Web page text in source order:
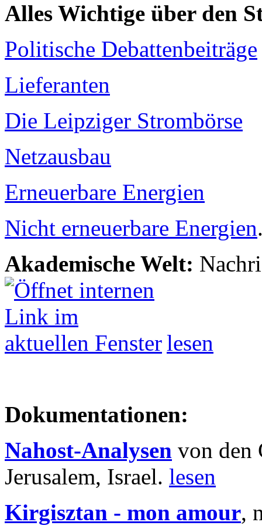
Alles Wichtige über den
Politische Debattenbeiträge
Lieferanten
Die Leipziger Strombörse
Netzausbau
Erneuerbare Energien
Nicht erneuerbare Energien
Akademische Welt:
lesen
Dokumentationen:
Nahost-Analysen von den
Jerusalem, Israel. lesen
Kirgisztan - mon amour,